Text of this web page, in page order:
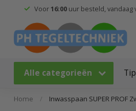
Voor16:00uur besteld, vandaag
Alle categorieën
Home / Inwasspaan SUPER PROF